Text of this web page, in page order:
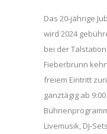
Das 20-jährige
wird 2024
bei der
Fieberbrunn
freiem Eintritt
ganztägig ab
Livemusik, DJ-